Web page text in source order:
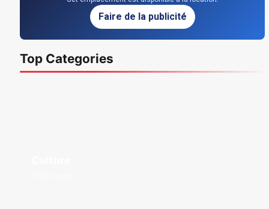
Faire de la publicité
Top Categories